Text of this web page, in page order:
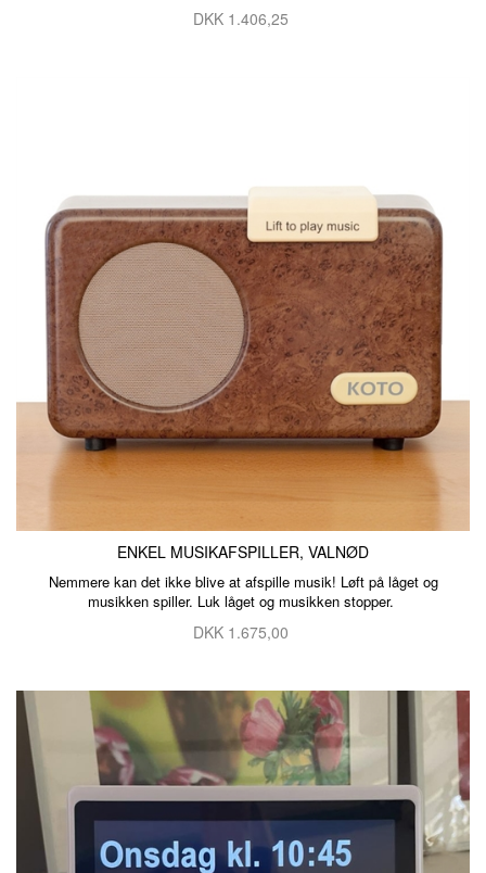
DKK 1.406,25
ENKEL MUSIKAFSPILLER, VALNØD
Nemmere kan det ikke blive at afspille musik! Løft på låget og
musikken spiller. Luk låget og musikken stopper.
DKK 1.675,00